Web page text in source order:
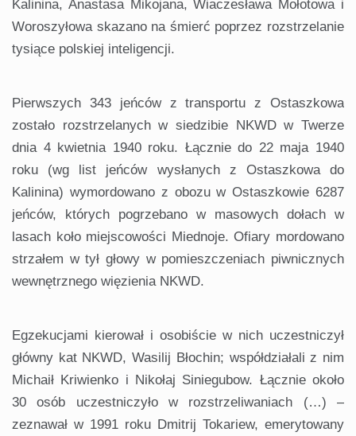
Kalinina, Anastasa Mikojana, Wiaczesława Mołotowa i
Woroszyłowa skazano na śmierć poprzez rozstrzelanie
tysiące polskiej inteligencji.
Pierwszych 343 jeńców z transportu z Ostaszkowa
zostało rozstrzelanych w siedzibie NKWD w Twerze
dnia 4 kwietnia 1940 roku. Łącznie do 22 maja 1940
roku (wg list jeńców wysłanych z Ostaszkowa do
Kalinina) wymordowano z obozu w Ostaszkowie 6287
jeńców, których pogrzebano w masowych dołach w
lasach koło miejscowości Miednoje. Ofiary mordowano
strzałem w tył głowy w pomieszczeniach piwnicznych
wewnętrznego więzienia NKWD.
Egzekucjami kierował i osobiście w nich uczestniczył
główny kat NKWD, Wasilij Błochin; współdziałali z nim
Michaił Kriwienko i Nikołaj Siniegubow. Łącznie około
30 osób uczestniczyło w rozstrzeliwaniach (…) –
zeznawał w 1991 roku Dmitrij Tokariew, emerytowany